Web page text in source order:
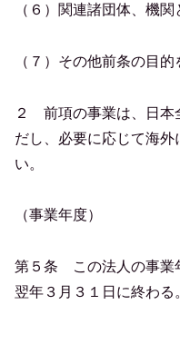
（６）関連諸団体、機
（７）その他前条の目
２ 前項の事業は、日本
だし、必要に応じて海
い。
（事業年度）
第５条 この法人の事業
翌年３月３１日に終わる